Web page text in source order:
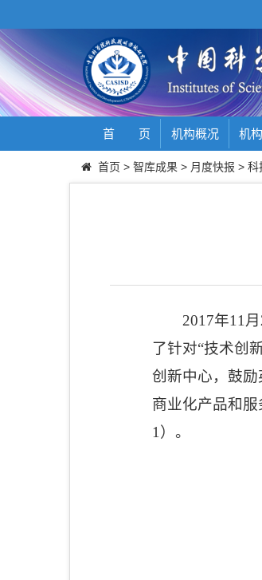
首 页 机构概况 机
首页 > 智库成果 > 月度快报 > 科
2017年11 月
了针对“技术创
创新中心，鼓
商业化产品和
1 ）。